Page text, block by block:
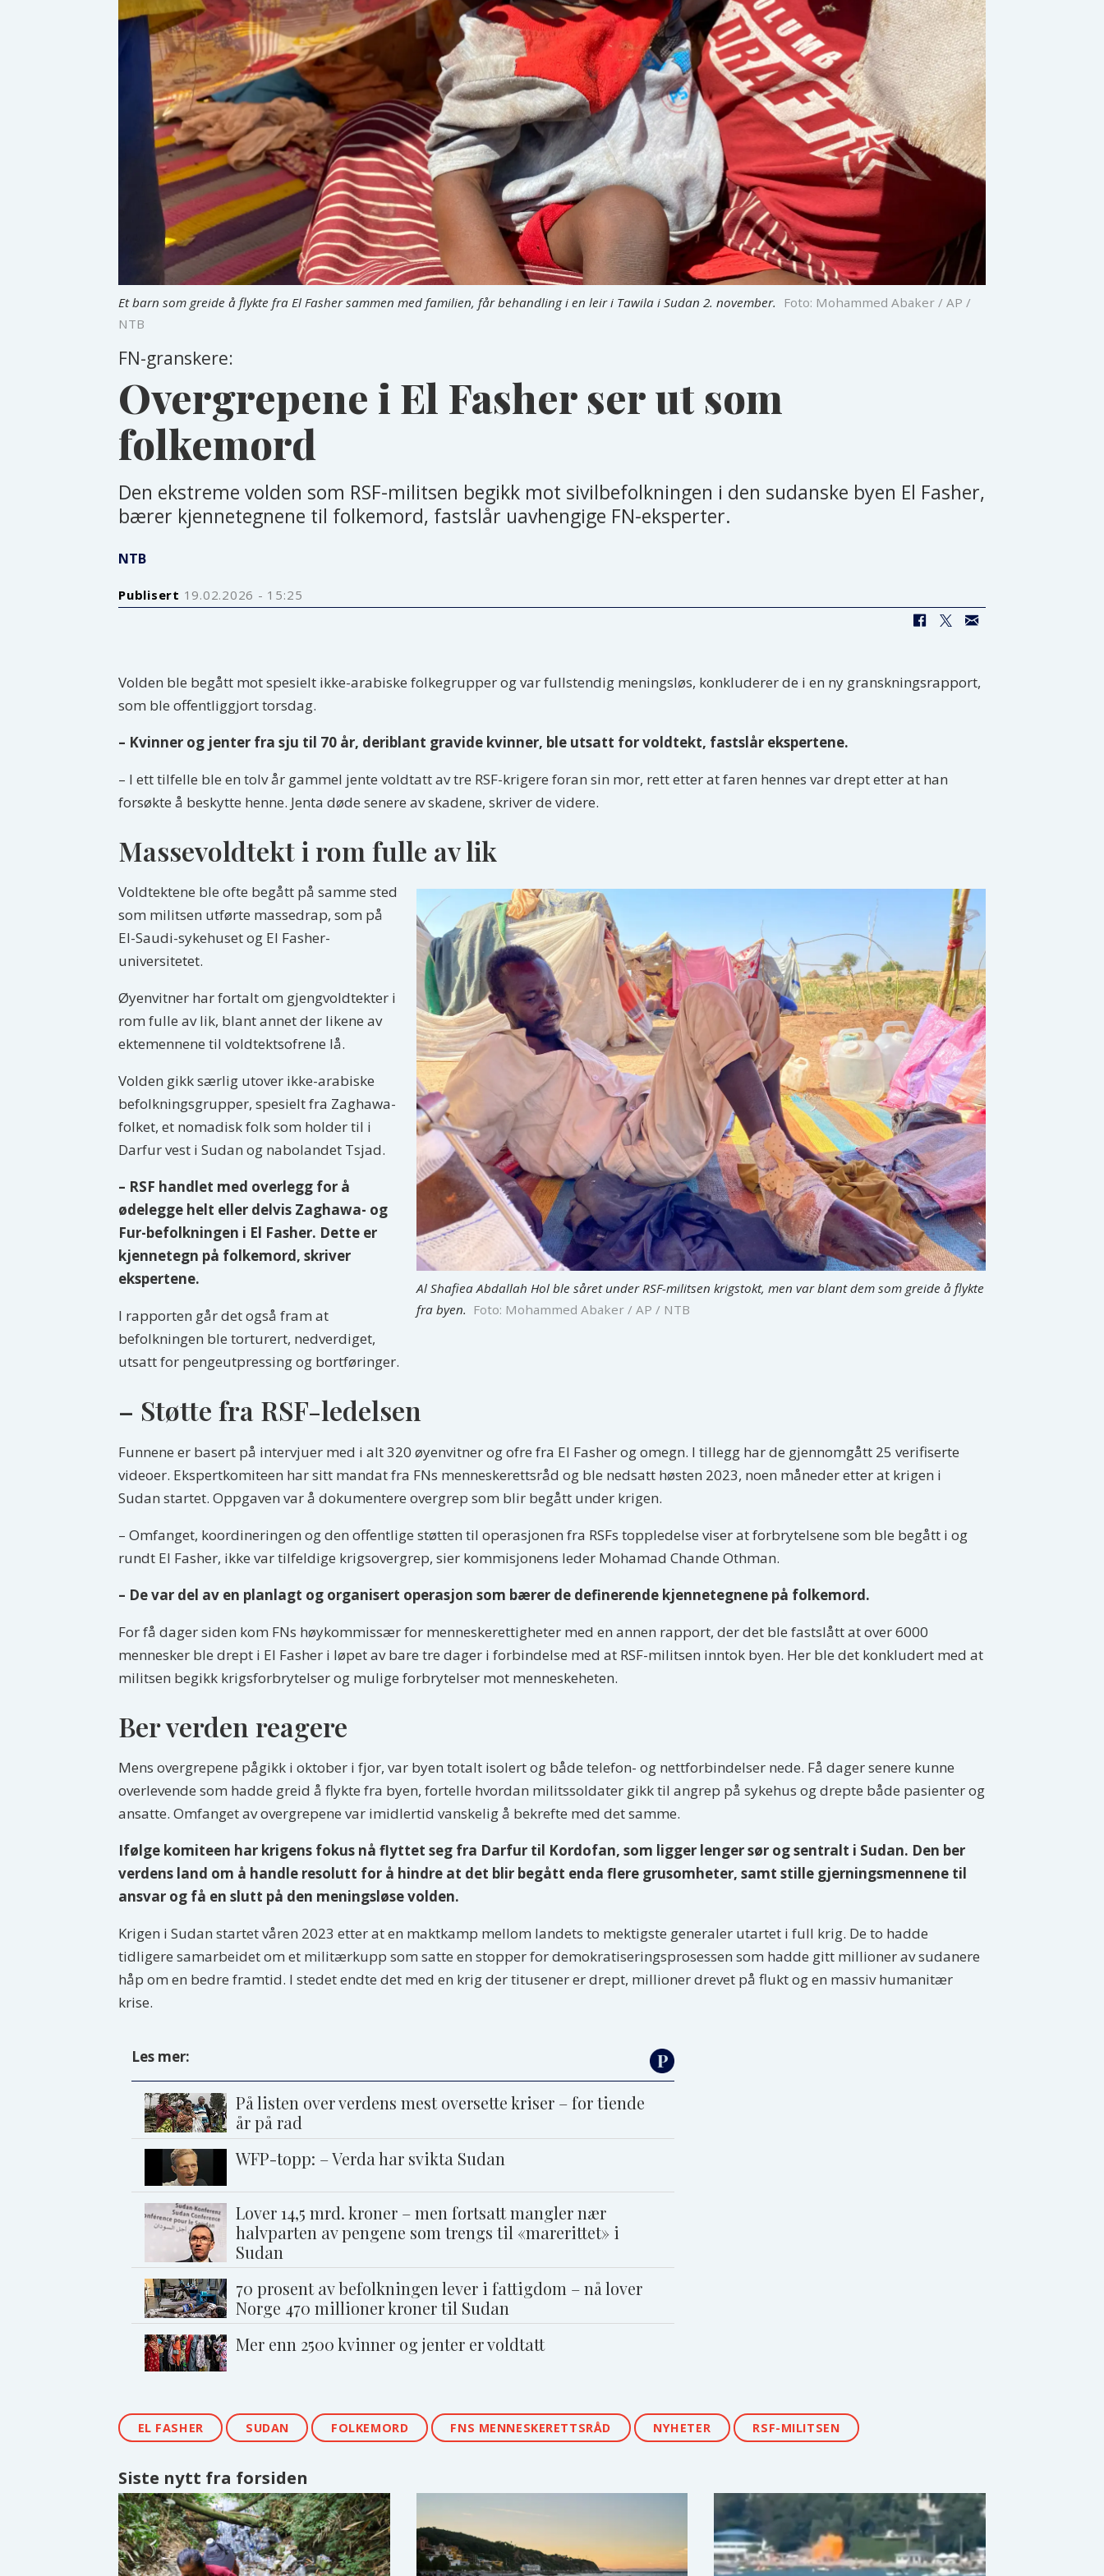
Et barn som greide å flykte fra El Fasher sammen med familien, får behandling i en leir i Tawila i Sudan 2. november. Foto: Mohammed Abaker / AP /
NTB
FN-granskere:
Overgrepene i El Fasher ser ut som
folkemord
Den ekstreme volden som RSF-militsen begikk mot sivilbefolkningen i den sudanske byen El Fasher,
bærer kjennetegnene til folkemord, fastslår uavhengige FN-eksperter.
NTB
Publisert 19.02.2026 - 15:25
Volden ble begått mot spesielt ikke-arabiske folkegrupper og var fullstendig meningsløs, konkluderer de i en ny granskningsrapport,
som ble offentliggjort torsdag.
– Kvinner og jenter fra sju til 70 år, deriblant gravide kvinner, ble utsatt for voldtekt, fastslår ekspertene.
– I ett tilfelle ble en tolv år gammel jente voldtatt av tre RSF-krigere foran sin mor, rett etter at faren hennes var drept etter at han
forsøkte å beskytte henne. Jenta døde senere av skadene, skriver de videre.
Massevoldtekt i rom fulle av lik
Al Shafiea Abdallah Hol ble såret under RSF-militsen krigstokt, men var blant dem som greide å flykte
fra byen. Foto: Mohammed Abaker / AP / NTB
Voldtektene ble ofte begått på samme sted
som militsen utførte massedrap, som på
El-Saudi-sykehuset og El Fasher-
universitetet.
Øyenvitner har fortalt om gjengvoldtekter i
rom fulle av lik, blant annet der likene av
ektemennene til voldtektsofrene lå.
Volden gikk særlig utover ikke-arabiske
befolkningsgrupper, spesielt fra Zaghawa-
folket, et nomadisk folk som holder til i
Darfur vest i Sudan og nabolandet Tsjad.
– RSF handlet med overlegg for å
ødelegge helt eller delvis Zaghawa- og
Fur-befolkningen i El Fasher. Dette er
kjennetegn på folkemord, skriver
ekspertene.
I rapporten går det også fram at
befolkningen ble torturert, nedverdiget,
utsatt for pengeutpressing og bortføringer.
– Støtte fra RSF-ledelsen
Funnene er basert på intervjuer med i alt 320 øyenvitner og ofre fra El Fasher og omegn. I tillegg har de gjennomgått 25 verifiserte
videoer. Ekspertkomiteen har sitt mandat fra FNs menneskerettsråd og ble nedsatt høsten 2023, noen måneder etter at krigen i
Sudan startet. Oppgaven var å dokumentere overgrep som blir begått under krigen.
– Omfanget, koordineringen og den offentlige støtten til operasjonen fra RSFs toppledelse viser at forbrytelsene som ble begått i og
rundt El Fasher, ikke var tilfeldige krigsovergrep, sier kommisjonens leder Mohamad Chande Othman.
– De var del av en planlagt og organisert operasjon som bærer de definerende kjennetegnene på folkemord.
For få dager siden kom FNs høykommissær for menneskerettigheter med en annen rapport, der det ble fastslått at over 6000
mennesker ble drept i El Fasher i løpet av bare tre dager i forbindelse med at RSF-militsen inntok byen. Her ble det konkludert med at
militsen begikk krigsforbrytelser og mulige forbrytelser mot menneskeheten.
Ber verden reagere
Mens overgrepene pågikk i oktober i fjor, var byen totalt isolert og både telefon- og nettforbindelser nede. Få dager senere kunne
overlevende som hadde greid å flykte fra byen, fortelle hvordan militssoldater gikk til angrep på sykehus og drepte både pasienter og
ansatte. Omfanget av overgrepene var imidlertid vanskelig å bekrefte med det samme.
Ifølge komiteen har krigens fokus nå flyttet seg fra Darfur til Kordofan, som ligger lenger sør og sentralt i Sudan. Den ber
verdens land om å handle resolutt for å hindre at det blir begått enda flere grusomheter, samt stille gjerningsmennene til
ansvar og få en slutt på den meningsløse volden.
Krigen i Sudan startet våren 2023 etter at en maktkamp mellom landets to mektigste generaler utartet i full krig. De to hadde
tidligere samarbeidet om et militærkupp som satte en stopper for demokratiseringsprosessen som hadde gitt millioner av sudanere
håp om en bedre framtid. I stedet endte det med en krig der titusener er drept, millioner drevet på flukt og en massiv humanitær
krise.
Les mer:
På listen over verdens mest oversette kriser – for tiende
år på rad
WFP-topp: – Verda har svikta Sudan
Lover 14,5 mrd. kroner – men fortsatt mangler nær
halvparten av pengene som trengs til «marerittet» i
Sudan
70 prosent av befolkningen lever i fattigdom – nå lover
Norge 470 millioner kroner til Sudan
Mer enn 2500 kvinner og jenter er voldtatt
EL FASHER SUDAN FOLKEMORD FNS MENNESKERETTSRÅD NYHETER RSF-MILITSEN
Siste nytt fra forsiden